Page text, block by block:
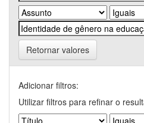
Retornar valores
Adicionar filtros:
Utilizar filtros para refinar o